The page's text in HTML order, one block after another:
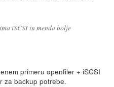
iSCSI in menda bolje
primeru openfiler + iSCSI
za backup potrebe.